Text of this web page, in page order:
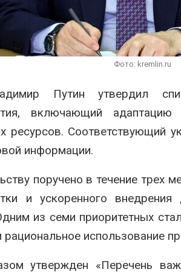
Фото: kremlin.ru
Путин утвердил
включающий
ресурсов.
информации.
поручено в течение трех
и ускоренного
из семи приоритетных
рациональное использование
утвержден «Перечень
с
млн
преступлений
Авг 6, 2026
Новый
Авг 6, 2026